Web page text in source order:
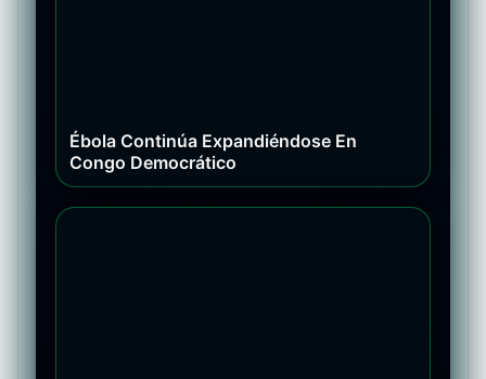
Ébola Continúa Expandiéndose En
Congo Democrático